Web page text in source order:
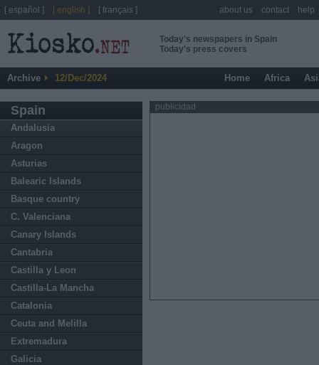
Today's newspapers in Spain
Today's press covers
Archive 12/Dec/2024 Home Africa
Spain
Andalusia
Aragon
Asturias
Balearic Islands
Basque country
C. Valenciana
Canary Islands
Cantabria
Castilla y Leon
Castilla-La Mancha
Catalonia
Ceuta and Melilla
Extremadura
Galicia
publicidad
[ español ] [ english ] [ français ] about us contact help